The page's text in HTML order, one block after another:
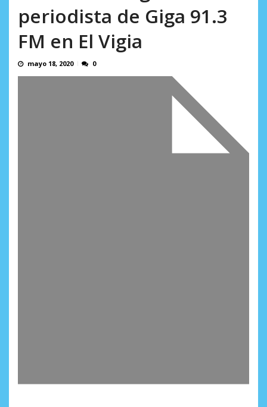
periodista de Giga 91.3
FM en El Vigia
mayo 18, 2020 0